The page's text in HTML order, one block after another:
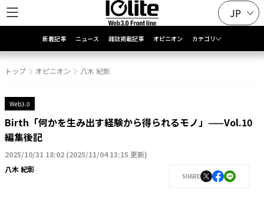
JP
新着記事 ニュース 雑誌掲載記事 オピニオン カテゴリ
トップ オピニオン 八木 紀彰
Web3.0
Birth「何かを生み出す経験から得られるモノ」——Vol.10
編集後記
2025/10/31 18:02 (2025/11/04 13:15 更新)
八木 紀彰
SHARE